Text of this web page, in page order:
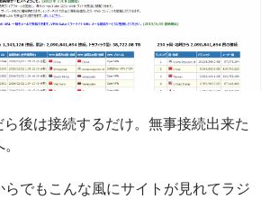
後は接続するだけ。無事接続出来た
らでもこんな風にサイトが見れてラジ